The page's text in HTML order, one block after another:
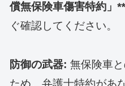
償無保険車傷害特約」**
ぐ確認してください。
防御の武器: 無保険車
ため、弁護士特約があ